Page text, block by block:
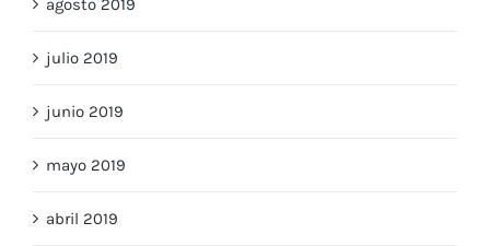
julio 2019
junio 2019
mayo 2019
abril 2019